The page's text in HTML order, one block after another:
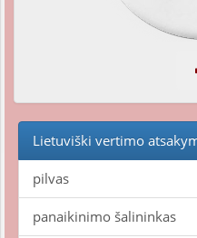
Lietuviški vertimo
pilvas
panaikinimo šalininkas